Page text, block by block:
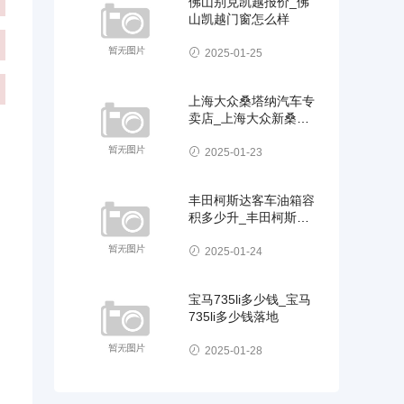
山凯越门窗怎么样
2025-01-25
上海大众桑塔纳汽车专
卖店_上海大众新桑塔
2025-01-23
丰田柯斯达客车油箱容
积多少升_丰田柯斯达
2025-01-24
宝马735li多少钱_宝马
735li多少钱落地
2025-01-28